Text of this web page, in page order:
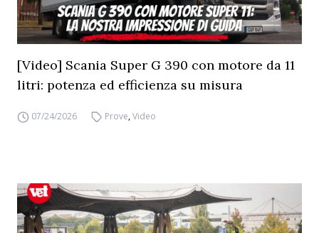
[Video] Scania Super G 390 con motore da 11
litri: potenza ed efficienza su misura
07/24/2026 Prove,Video